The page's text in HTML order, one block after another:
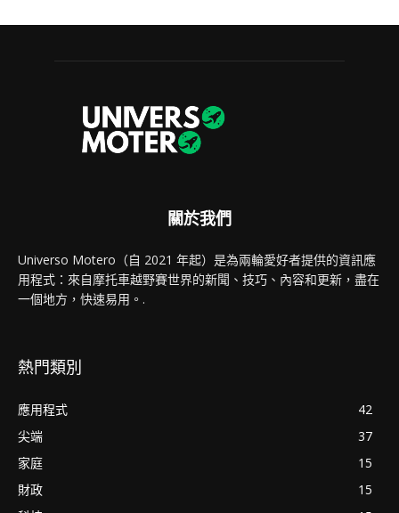
關於我們
Universo Motero（自 2021 年起）是為兩輪愛好者提供的資訊應
用程式：來自摩托車越野賽世界的新聞、技巧、內容和更新，盡在
一個地方，快速易用。.
熱門類別
應用程式
42
尖端
37
家庭
15
財政
15